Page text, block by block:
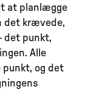
at planlægge
det krævede,
det punkt,
Alle
og det